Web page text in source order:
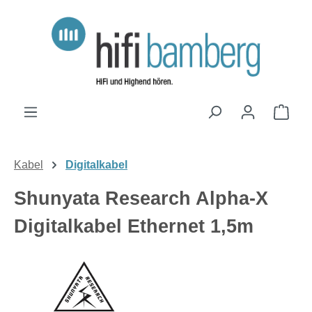
Zum Hauptinhalt springen
Kabel Digitalkabel
Shunyata Research Alpha-X
Digitalkabel Ethernet 1,5m